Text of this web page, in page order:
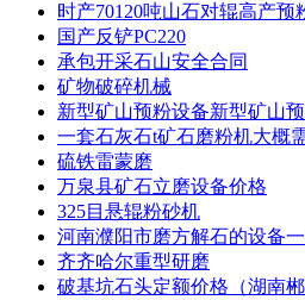
时产70120吨山石对辊高产预
国产反铲PC220
承包开采石山安全合同
矿物破碎机械
新型矿山预粉设备新型矿山
一套石灰石t矿石磨粉机大概
硫铁雷蒙磨
万泉县矿石立磨设备价格
325目悬辊粉砂机
河南濮阳市磨方解石的设备
齐齐哈尔重型研磨
破基坑石头定额价格（湖南郴